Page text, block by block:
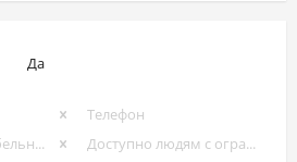
Да
Телефон
Спутниковое / Кабельное ТВ
Доступно людям с ограниченными возможностями